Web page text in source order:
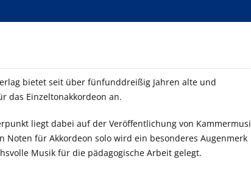
bietet seit über fünfunddreißig Jahren alte und
das Einzeltonakkordeon an.
liegt dabei auf der Veröffentlichung von
Noten für Akkordeon solo wird ein besonderes Augenmerk
Musik für die pädagogische Arbeit gelegt.